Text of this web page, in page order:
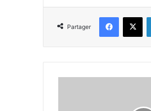
Partager
Facebook
X